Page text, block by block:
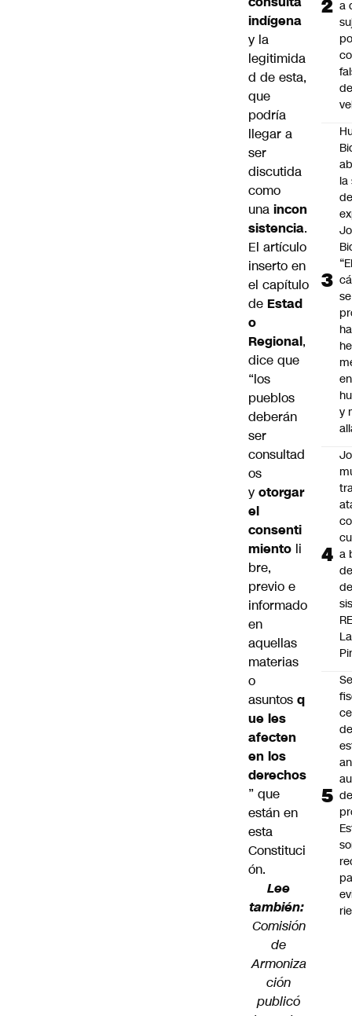
indígena
y la
legitimida
d de esta,
que
podría
llegar a
ser
discutida
como
una incon
sistencia.
El artículo
inserto en
el capítulo
de Estad
o
Regional,
dice que
“los
pueblos
deberán
ser
consultad
os
y otorgar
el
consenti
miento li
bre,
previo e
informado
en
aquellas
materias
o
asuntos q
ue les
afecten
en los
derechos
” que
están en
esta
Constituci
ón.
Lee
también:
Comisión
de
Armoniza
ción
publicó
a
de
la
“El
ha
y
a
La
de
de